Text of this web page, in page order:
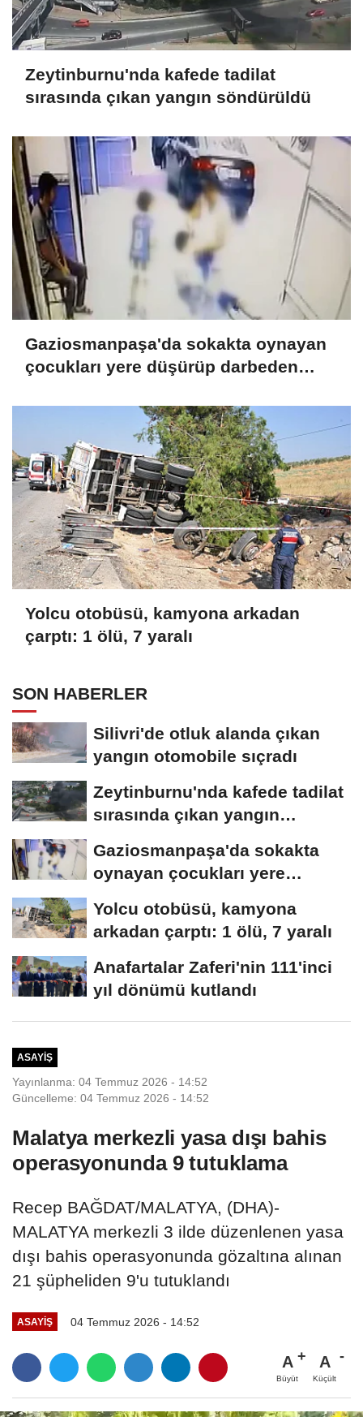
Zeytinburnu'nda kafede tadilat
sırasında çıkan yangın söndürüldü
Gaziosmanpaşa'da sokakta oynayan
çocukları yere düşürüp darbeden
Yolcu otobüsü, kamyona arkadan
çarptı: 1 ölü, 7 yaralı
SON HABERLER
Silivri'de otluk alanda çıkan
yangın otomobile sıçradı
Zeytinburnu'nda kafede tadilat
sırasında çıkan yangın
Gaziosmanpaşa'da sokakta
oynayan çocukları yere
Yolcu otobüsü, kamyona
arkadan çarptı: 1 ölü, 7 yaralı
Anafartalar Zaferi'nin 111'inci
yıl dönümü kutlandı
ASAYIŞ
Yayınlanma: 04 Temmuz 2026 - 14:52
Güncelleme: 04 Temmuz 2026 - 14:52
Malatya merkezli yasa dışı bahis
operasyonunda 9 tutuklama
Recep BAĞDAT/MALATYA, (DHA)-
MALATYA merkezli 3 ilde düzenlenen yasa
dışı bahis operasyonunda gözaltına alınan
21 şüpheliden 9'u tutuklandı
ASAYIŞ 04 Temmuz 2026 - 14:52
A
Büyüt
A
Küçült